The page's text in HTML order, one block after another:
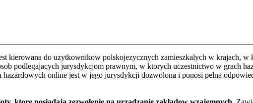
kierowana do uzytkownikow polskojezycznych zamieszkalych w krajach, w
podlegajacych jurysdykcjom prawnym, w ktorych uczestnictwo w grach
online jest w jego jurysdykcji dozwolona i ponosi pelna